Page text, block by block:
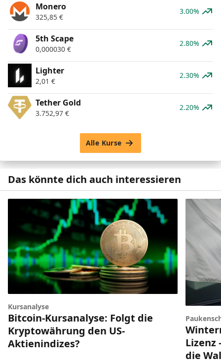
Monero
325,85 €
3.00%
5th Scape
0,000030 €
2.80%
Lighter
2,01 €
2.30%
Tether Gold
3.752,97 €
2.20%
Alle Kurse
Das könnte dich auch interessieren
Kursanalyse
Bitcoin-Kursanalyse: Folgt die
Kryptowährung den US-
Aktienindizes?
Lizenz
die